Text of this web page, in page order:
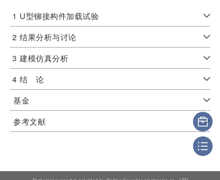
1 U型铆接构件加载试验
2 结果分析与讨论
3 建模仿真分析
4 结 论
基金
参考文献